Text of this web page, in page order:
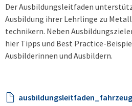
Der Ausbildungsleitfaden
Ausbildung ihrer Lehrlinge zu
technikern. Neben
hier Tipps und Best Practice-
Ausbilderinnen und Ausbildern.